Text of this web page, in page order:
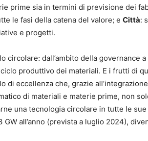
prime sia in termini di previsione dei
le fasi della catena del valore; e Città:
e progetti.
dall’ambito della governance
produttivo dei materiali. E i frutti di
di eccellenza che, grazie
di materiali e materie prime, non
una tecnologia circolare in tutte le
all’anno (prevista a luglio 2024),